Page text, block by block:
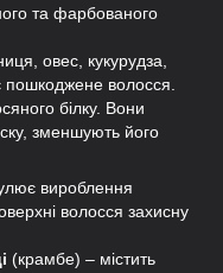
та фарбованого
овес, кукурудза,
пошкоджене волосся.
білку. Вони
зменшують його
вироблення
волосся захисну
(крамбе) – містить